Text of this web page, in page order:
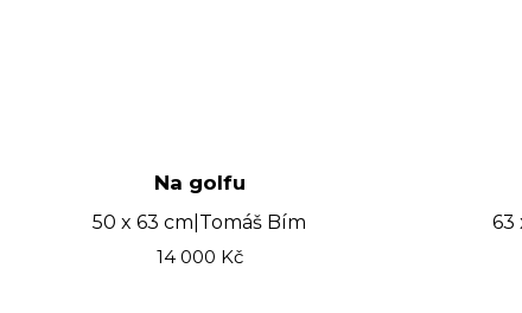
Na golfu
50 x 63 cm Tomáš Bím
14 000 Kč
63